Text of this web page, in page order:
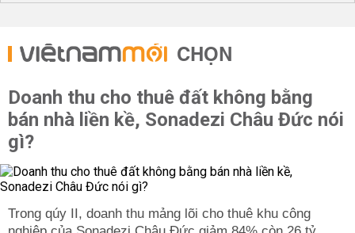
CHỌN
Doanh thu cho thuê đất không bằng
bán nhà liền kề, Sonadezi Châu Đức nói
gì?
Trong qúy II, doanh thu mảng lõi cho thuê khu công